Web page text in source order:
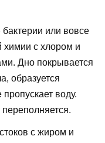
или вовсе
с хлором и
Дно покрывается
образуется
воду.
переполняется.
с жиром и